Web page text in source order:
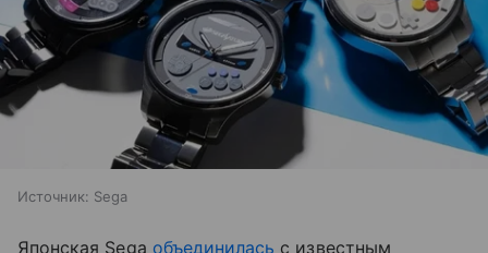
Источник: Sega
Японская Sega объединилась с известным